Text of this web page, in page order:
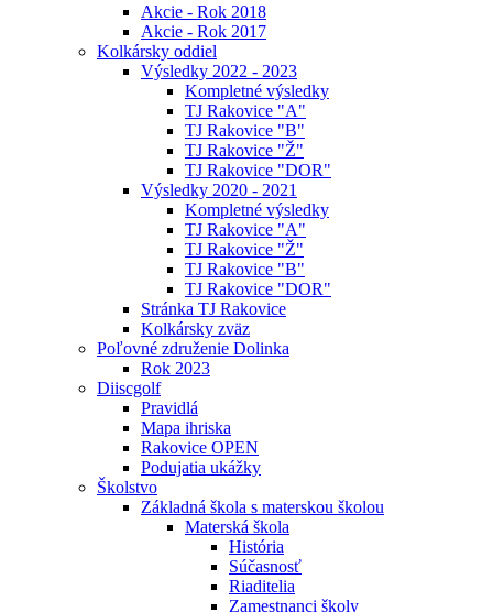
Akcie - Rok 2018
Akcie - Rok 2017
Kolkársky oddiel
Výsledky 2022 - 2023
Kompletné výsledky
TJ Rakovice "A"
TJ Rakovice "B"
TJ Rakovice "Ž"
TJ Rakovice "DOR"
Výsledky 2020 - 2021
Kompletné výsledky
TJ Rakovice "A"
TJ Rakovice "Ž"
TJ Rakovice "B"
TJ Rakovice "DOR"
Stránka TJ Rakovice
Kolkársky zväz
Poľovné združenie Dolinka
Rok 2023
Diiscgolf
Pravidlá
Mapa ihriska
Rakovice OPEN
Podujatia ukážky
Školstvo
Základná škola s materskou školou
Materská škola
História
Súčasnosť
Riaditelia
Zamestnanci školy